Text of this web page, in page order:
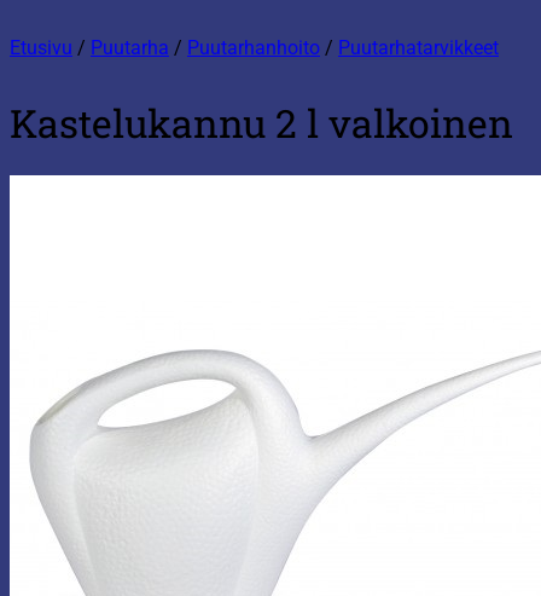
Etusivu / Puutarha / Puutarhanhoito / Puutarhatarvikkeet
Kastelukannu 2 l valkoinen